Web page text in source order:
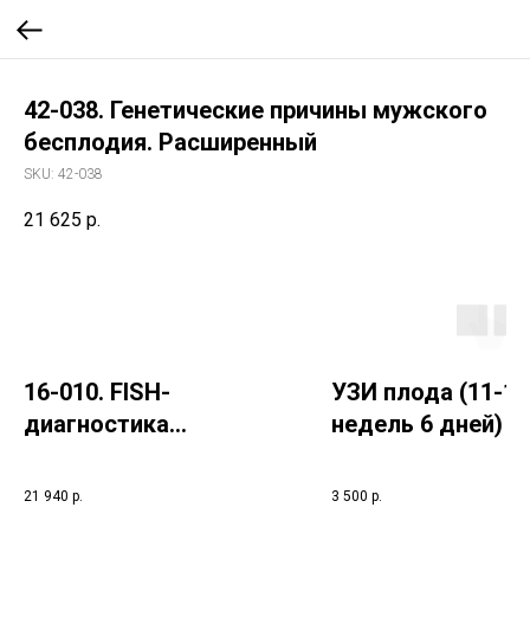
42-038. Генетические причины мужского
бесплодия. Расширенный
SKU: 42-038
21 625 р.
16-010. FISH-
диагностика
21 940 р.
УЗИ плода (11-13
недель 6 дней) -
3 500 р.